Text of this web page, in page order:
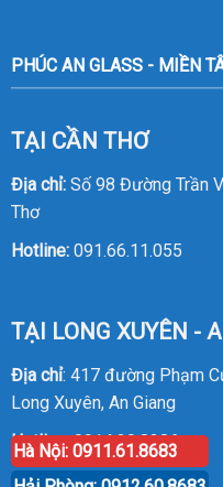
PHÚC AN GLASS - MIỀN
TẠI CẦN THƠ
Địa chỉ:Số 98 Đường Trần
Thơ
Hotline: 091.66.11.055
TẠI LONG XUYÊN -
Địa chỉ: 417 đường Phạm
Long Xuyên, An Giang
Hotline:0914.20.8386
Hà Nội: 0911.61.8683